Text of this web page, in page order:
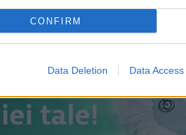
CONFIRM
Data Deletion Data Access